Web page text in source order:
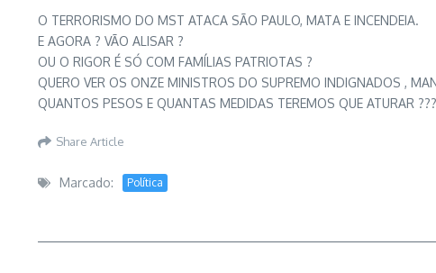
O TERRORISMO DO MST ATACA SÃO PAULO, MATA E INCENDEIA.
E AGORA ? VÃO ALISAR ?
OU O RIGOR É SÓ COM FAMÍLIAS PATRIOTAS ?
QUERO VER OS ONZE MINISTROS DO SUPREMO INDIGNADOS ,
QUANTOS PESOS E QUANTAS MEDIDAS TEREMOS QUE ATURAR
Share Article
Marcado: Política